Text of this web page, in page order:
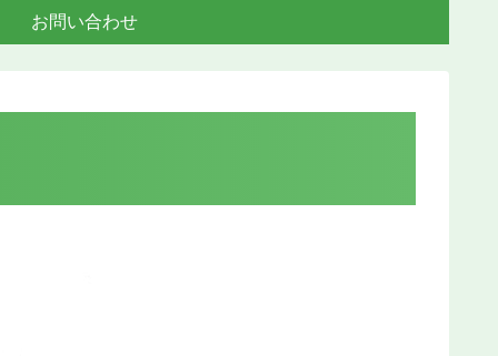
お問い合わせ